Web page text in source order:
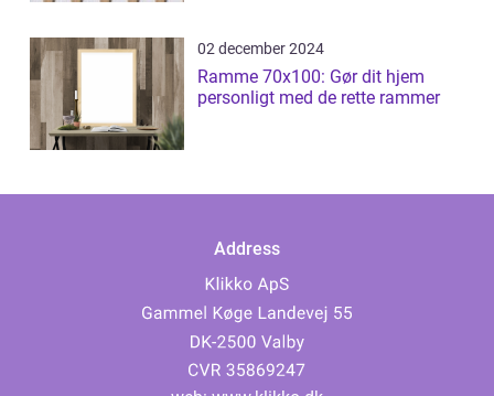
02 december 2024
Ramme 70x100: Gør dit hjem
personligt med de rette rammer
Address